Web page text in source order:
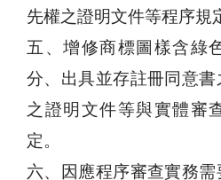
先權之證明文件等程序規
五、增修商標圖樣含綠
分、出具並存註冊同意
之證明文件等與實體審
定。
六、因應程序審查實務